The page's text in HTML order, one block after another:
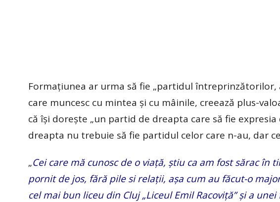
Formațiunea ar urma să fie „partidul
care muncesc cu mintea și cu mâinile, creează plus-
că își dorește „un partid de dreapta care să fie
dreapta nu trebuie să fie partidul celor care n-au, dar
„Cei care mă cunosc de o viață, știu ca am fost sărac
pornit de jos, fără pile si relații, așa cum au făcut-o
cel mai bun liceu din Cluj „Liceul Emil Racoviță” și a